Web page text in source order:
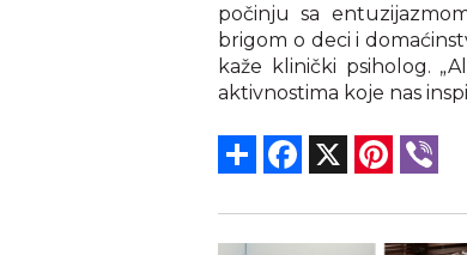
počinju sa
brigom o deci i
kaže klinički psiholog.
aktivnostima koje nas
Share Facebook